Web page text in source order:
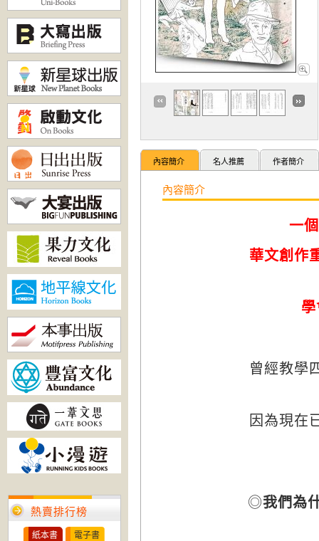
熱賣排行榜
紙本書 電子書
內容簡介 名人推薦 作者簡介
內容簡介
一
華文創作
曾經教學
因為現在
◎我們為